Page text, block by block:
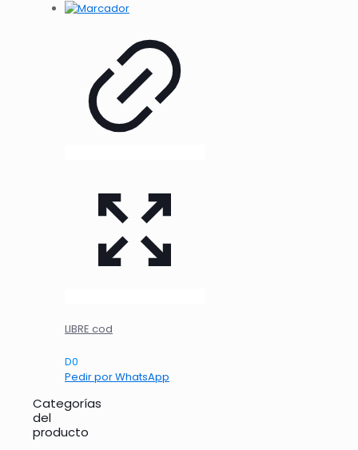
LIBRE cod
D0
Pedir por WhatsApp
Categorías
del
producto